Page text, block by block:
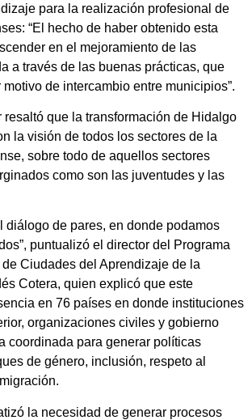
para la realización profesional de
“El hecho de haber obtenido esta
en el mejoramiento de las
a través de las buenas prácticas, que
de intercambio entre municipios”.
resaltó que la transformación de Hidalgo
la visión de todos los sectores de la
sobre todo de aquellos sectores
como son las juventudes y las
diálogo de pares, en donde podamos
puntualizó el director del Programa
Ciudades del Aprendizaje de la
Cotera, quien explicó que este
en 76 países en donde instituciones
organizaciones civiles y gobierno
coordinada para generar políticas
de género, inclusión, respeto al
la necesidad de generar procesos